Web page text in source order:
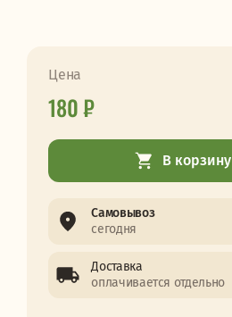
Цена
180 ₽
В корзину
Самовывоз
сегодня
Доставка
оплачивается отдельно